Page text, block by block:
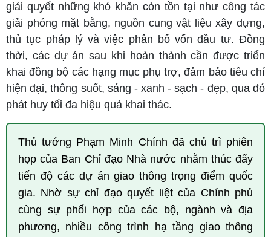
giải quyết những khó khăn còn tồn tại như công tác
giải phóng mặt bằng, nguồn cung vật liệu xây dựng,
thủ tục pháp lý và việc phân bổ vốn đầu tư. Đồng
thời, các dự án sau khi hoàn thành cần được triển
khai đồng bộ các hạng mục phụ trợ, đảm bảo tiêu chí
hiện đại, thông suốt, sáng - xanh - sạch - đẹp, qua đó
phát huy tối đa hiệu quả khai thác.
Thủ tướng Phạm Minh Chính đã chủ trì phiên
họp của Ban Chỉ đạo Nhà nước nhằm thúc đẩy
tiến độ các dự án giao thông trọng điểm quốc
gia. Nhờ sự chỉ đạo quyết liệt của Chính phủ
cùng sự phối hợp của các bộ, ngành và địa
phương, nhiều công trình hạ tầng giao thông